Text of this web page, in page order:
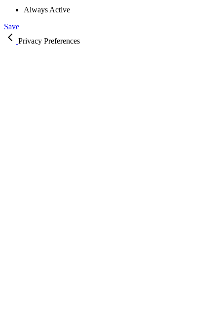
Always Active
Save
Privacy Preferences